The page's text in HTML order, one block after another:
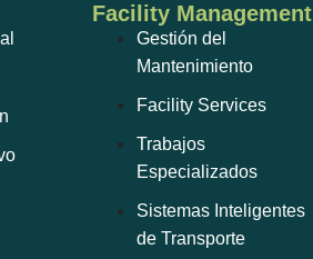
Facility Management
Gestión del
Mantenimiento
Facility Services
Trabajos
Especializados
Sistemas Inteligentes
de Transporte